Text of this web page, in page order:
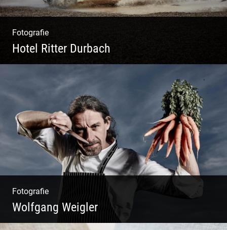
Fotografie
Hotel Ritter Durbach
Matsch|Oldtimer|Männer|Spass
Fotografie
Wolfgang Weigler